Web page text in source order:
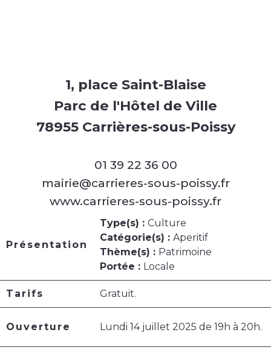
1, place Saint-Blaise
Parc de l'Hôtel de Ville
78955 Carrières-sous-Poissy
01 39 22 36 00
mairie@carrieres-sous-poissy.fr
www.carrieres-sous-poissy.fr
Présentation
Type(s) : Culture
Catégorie(s) : Aperitif
Thème(s) : Patrimoine
Portée : Locale
Tarifs Gratuit.
Ouverture Lundi 14 juillet 2025 de 19h à 20h.